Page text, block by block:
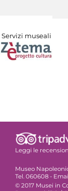
Servizi museali
Leggi le
Museo
Tel. 060608 -
© 2017 Musei in